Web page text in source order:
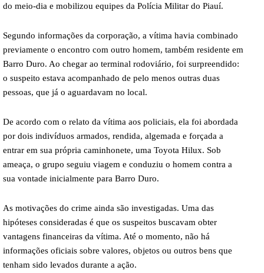
do meio-dia e mobilizou equipes da Polícia Militar do Piauí.
Segundo informações da corporação, a vítima havia combinado
previamente o encontro com outro homem, também residente em
Barro Duro. Ao chegar ao terminal rodoviário, foi surpreendido:
o suspeito estava acompanhado de pelo menos outras duas
pessoas, que já o aguardavam no local.
De acordo com o relato da vítima aos policiais, ela foi abordada
por dois indivíduos armados, rendida, algemada e forçada a
entrar em sua própria caminhonete, uma Toyota Hilux. Sob
ameaça, o grupo seguiu viagem e conduziu o homem contra a
sua vontade inicialmente para Barro Duro.
As motivações do crime ainda são investigadas. Uma das
hipóteses consideradas é que os suspeitos buscavam obter
vantagens financeiras da vítima. Até o momento, não há
informações oficiais sobre valores, objetos ou outros bens que
tenham sido levados durante a ação.